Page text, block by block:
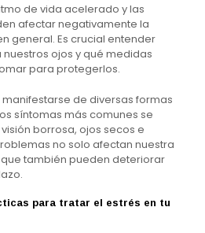
de vida acelerado y las
afectar negativamente la
general. Es crucial entender
ojos y qué medidas
para protegerlos.
de diversas formas
síntomas más comunes se
borrosa, ojos secos e
no solo afectan nuestra
también pueden deteriorar
para tratar el estrés en tu